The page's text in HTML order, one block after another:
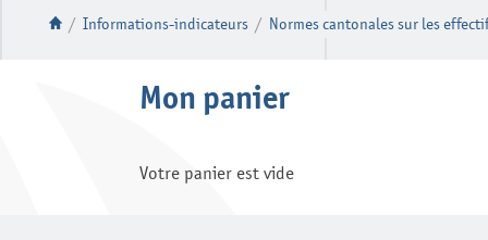
/ Informations-indicateurs / Normes cantonales sur les
Mon panier
Votre panier est vide